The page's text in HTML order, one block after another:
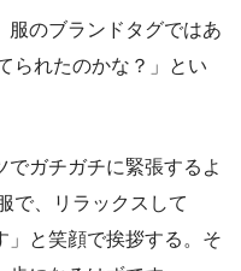
服のブランドタグではあ
られたのかな？」とい
ガチガチに緊張するよ
で、リラックスして
」と笑顔で挨拶する。そ